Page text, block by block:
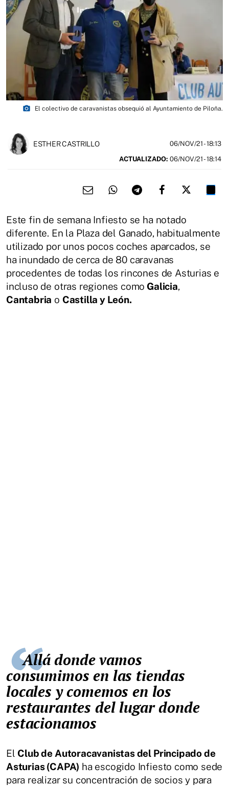
photo_camera El colectivo de caravanistas obsequió al Ayuntamiento de Piloña.
ESTHER CASTRILLO 06/NOV/21- 18:13
ACTUALIZADO: 06/NOV/21 - 18:14
Este fin de semana Infiesto se ha notado
diferente. En la Plaza del Ganado, habitualmente
utilizado por unos pocos coches aparcados, se
ha inundado de cerca de 80 caravanas
procedentes de todas los rincones de Asturias e
incluso de otras regiones como Galicia,
Cantabria o Castilla y León.
Allá donde vamos
consumimos en las tiendas
locales y comemos en los
restaurantes del lugar donde
estacionamos
El Club de Autoracavanistas del Principado de
Asturias (CAPA) ha escogido Infiesto como sede
para realizar su concentración de socios y para